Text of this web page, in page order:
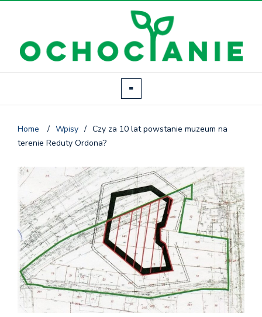
Home / Wpisy / Czy za 10 lat powstanie muzeum na
terenie Reduty Ordona?